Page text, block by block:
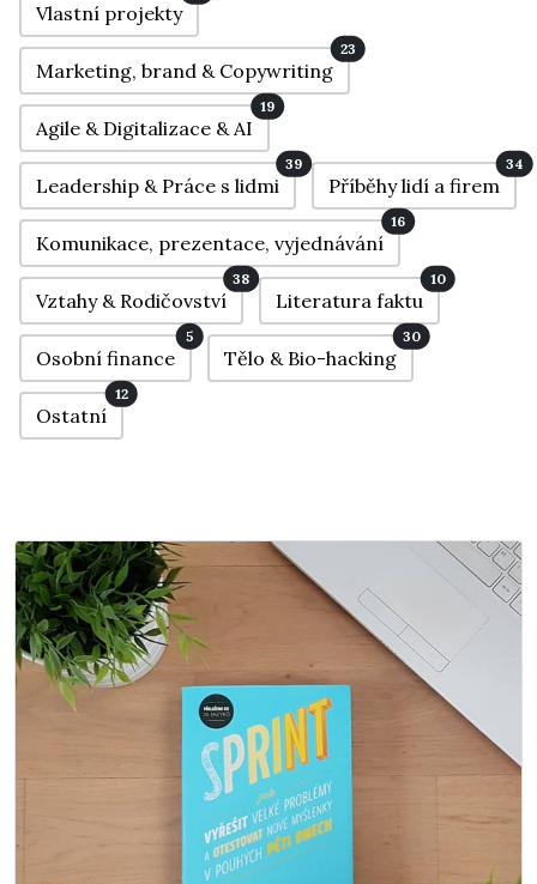
Vlastní projekty
Marketing, brand & Copywriting
23
Agile & Digitalizace & AI
19
Leadership & Práce s lidmi
39
Příběhy lidí a firem
34
Komunikace, prezentace, vyjednávání
16
Vztahy & Rodičovství
38
Literatura faktu
10
Osobní finance
5
Tělo & Bio-hacking
30
Ostatní
12